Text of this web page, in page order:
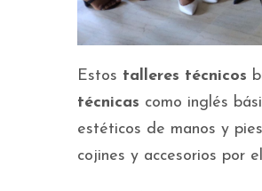
Estos talleres técnicos
técnicas como inglés
estéticos de manos y
cojines y accesorios por